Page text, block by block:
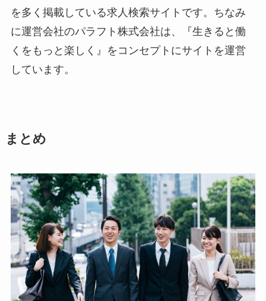
を多く掲載している求人検索サイトです。ちなみ
に運営会社のパラフト株式会社は、『生きると働
くをもっと楽しく』をコンセプトにサイトを運営
しています。
まとめ